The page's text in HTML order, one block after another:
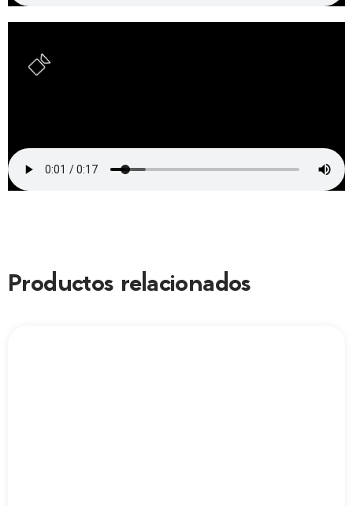
Productos relacionados